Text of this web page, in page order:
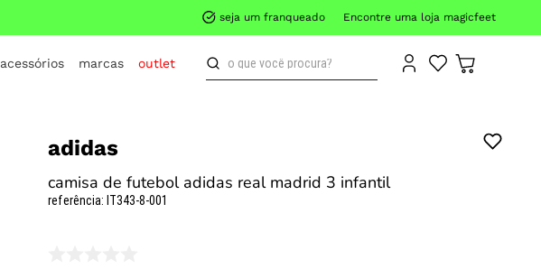
seja um franqueado Encontre uma loja magicfeet
acessórios marcas outlet
o que você procura?
adidas
camisa de futebol adidas real madrid 3 infantil
referência:IT343-8-001